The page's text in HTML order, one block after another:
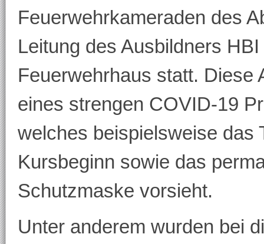
Feuerwehrkameraden des
Leitung des Ausbildners
Feuerwehrhaus statt. Diese
eines strengen COVID-19
welches beispielsweise das
Kursbeginn sowie das
Schutzmaske vorsieht.
Unter anderem wurden bei